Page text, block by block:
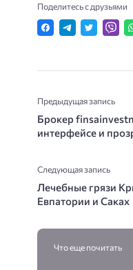
Поделитесь с друзьями
Предыдущая запись
Брокер
интерфейсе и
Следующая запись
Лечебные грязи
Евпатории и Саках
Что еще почитать